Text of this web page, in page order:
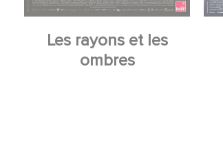
Les rayons et les
ombres